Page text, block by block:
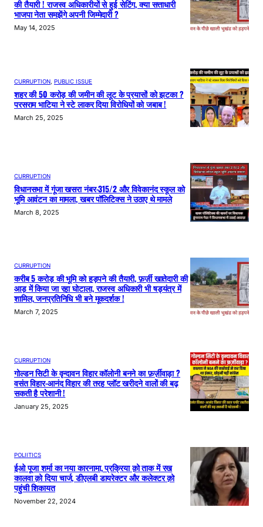
की तैयारी ! राजस्व अधिकारीयों से हुई सेटिंग, क्या सत्ताधारी
भाजपा नेता समझेंगे अपनी जिम्मेदारी ?
May 14, 2025
CURRUPTION PUBLIC ISSUE
शहर की 50 करोड़ की जमीन की लूट के प्रयासों को झटका ?
परसराम भाटिया ने स्टे लाकर दिया विरोधियों को जबाब !
March 25, 2025
CURRUPTION
विधानसभा में गूंजा खसरा नंबर-315/2 और विवेकानंद स्कूल को
भूमि आवंटन का मामला, खबर पॉलिटिक्स ने उठाए थे मामले
March 8, 2025
CURRUPTION
करीब 5 करोड़ की भूमि को हड़पने की तैयारी, फ़र्ज़ी खातेदारी की
आड़ में किया जा रहा घोटाला, राजस्व अधिकारी भी षड्यंत्र में
शामिल, जनप्रतिनिधि भी बने मूकदर्शक !
March 7, 2025
CURRUPTION
गोल्डन सिटी के वृन्दावन विहार कॉलोनी बनने का फ़र्ज़ीवाड़ा ?
वसंत विहार-आनंद विहार की तरह प्लॉट खरीदने वालों की बढ़
सकती है परेशानी !
January 25, 2025
POLIITICS
ईओ पूजा शर्मा का नया कारनामा, प्रक्रिया क़ो ताक में रख
कालवा क़ो दिया चार्ज, डीएलबी डायरेक्टर और कलेक्टर क़ो
पहुंची शिकायत
November 22, 2024